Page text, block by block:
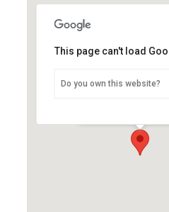
Sportpark van Eck
This page can't load
Do you own this website?